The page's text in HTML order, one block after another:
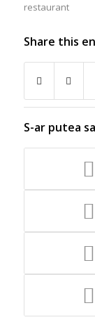
restaurant
Share this
S-ar putea